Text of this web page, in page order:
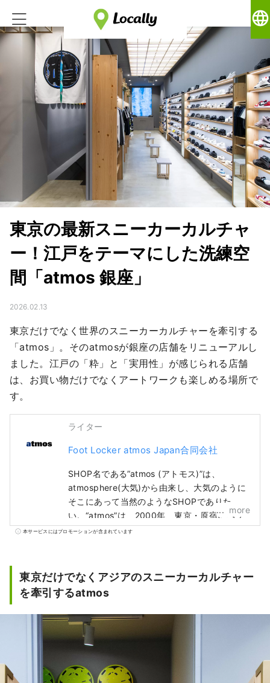
language
東京の最新スニーカーカルチャ
ー！江戸をテーマにした洗練空
間「atmos 銀座」
2026.02.13
東京だけでなく世界のスニーカーカルチャーを牽引する
「atmos」。そのatmosが銀座の店舗をリニューアルし
ました。江戸の「粋」と「実用性」が感じられる店舗
は、お買い物だけでなくアートワークも楽しめる場所で
す。
ライター
Foot Locker atmos Japan合同会社
SHOP名である”atmos (アトモス)”は、
atmosphere(大気)から由来し、大気のように
そこにあって当然のようなSHOPでありた
い。“atmos”は、2000年、東京・原宿にヘッ
ドショップをオープン。ファッションとして
ラボレーションやエクスクルーシブモデルを
はじめ、最新プロダクトのテストローンチや
マーケティングなど東京のスニーカーカルチ
ャーを世界に向けて発信しています。
more
本サービスにはプロモーションが含まれています
東京だけでなくアジアのスニーカーカルチャー
を牽引するatmos